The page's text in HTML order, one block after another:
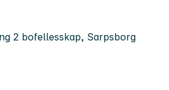
2 bofellesskap, Sarpsborg